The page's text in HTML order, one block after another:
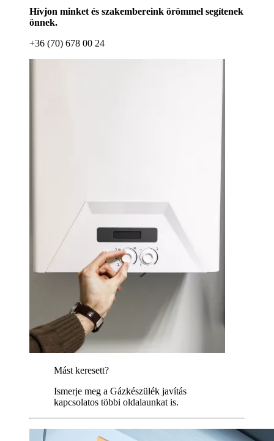
Hívjon minket és szakembereink örömmel segítenek
önnek.
+36 (70) 678 00 24
Mást keresett?
Ismerje meg a Gázkészülék javítás
kapcsolatos többi oldalaunkat is.